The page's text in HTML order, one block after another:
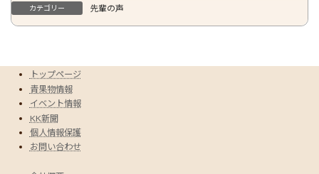
カテゴリー 先輩の声
トップページ
青果物情報
イベント情報
KK新聞
個人情報保護
お問い合わせ